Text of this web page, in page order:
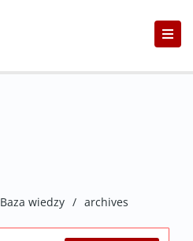
Baza wiedzy / archives